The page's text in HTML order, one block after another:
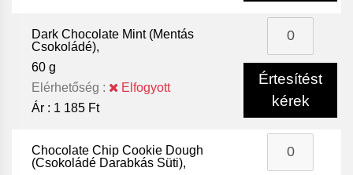
Dark Chocolate Mint (Mentás
Csokoládé),
60 g
Elérhetőség :
Elfogyott
Ár : 1 185 Ft
Értesítést
kérek
Chocolate Chip Cookie Dough
(Csokoládé Darabkás Süti),